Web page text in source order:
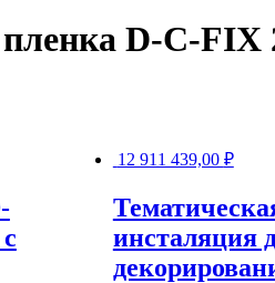
D-C-FIX
12 911 439,00 ₽
инсталяция